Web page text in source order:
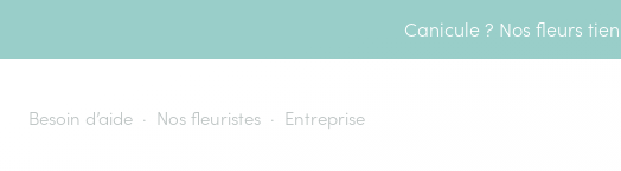
Canicule ? Nos fleurs
Besoin d’aide Nos fleuristes Entreprise